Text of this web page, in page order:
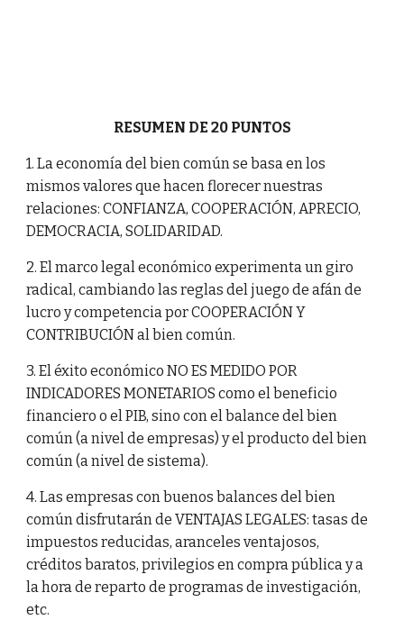
RESUMEN DE 20 PUNTOS
1. La economía del bien común se basa en los
mismos valores que hacen florecer nuestras
relaciones: CONFIANZA, COOPERACIÓN, APRECIO,
DEMOCRACIA, SOLIDARIDAD.
2. El marco legal económico experimenta un giro
radical, cambiando las reglas del juego de afán de
lucro y competencia por COOPERACIÓN Y
CONTRIBUCIÓN al bien común.
3. El éxito económico NO ES MEDIDO POR
INDICADORES MONETARIOS como el beneficio
financiero o el PIB, sino con el balance del bien
común (a nivel de empresas) y el producto del bien
común (a nivel de sistema).
4. Las empresas con buenos balances del bien
común disfrutarán de VENTAJAS LEGALES: tasas de
impuestos reducidas, aranceles ventajosos,
créditos baratos, privilegios en compra pública y a
la hora de reparto de programas de investigación,
etc.